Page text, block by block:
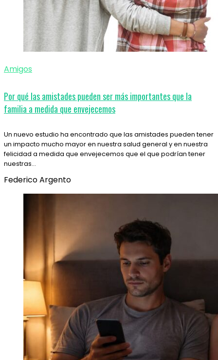
Amigos
Por qué las amistades pueden ser más importantes que la
familia a medida que envejecemos
Un nuevo estudio ha encontrado que las amistades pueden tener
un impacto mucho mayor en nuestra salud general y en nuestra
felicidad a medida que envejecemos que el que podrían tener
nuestras…
Federico Argento